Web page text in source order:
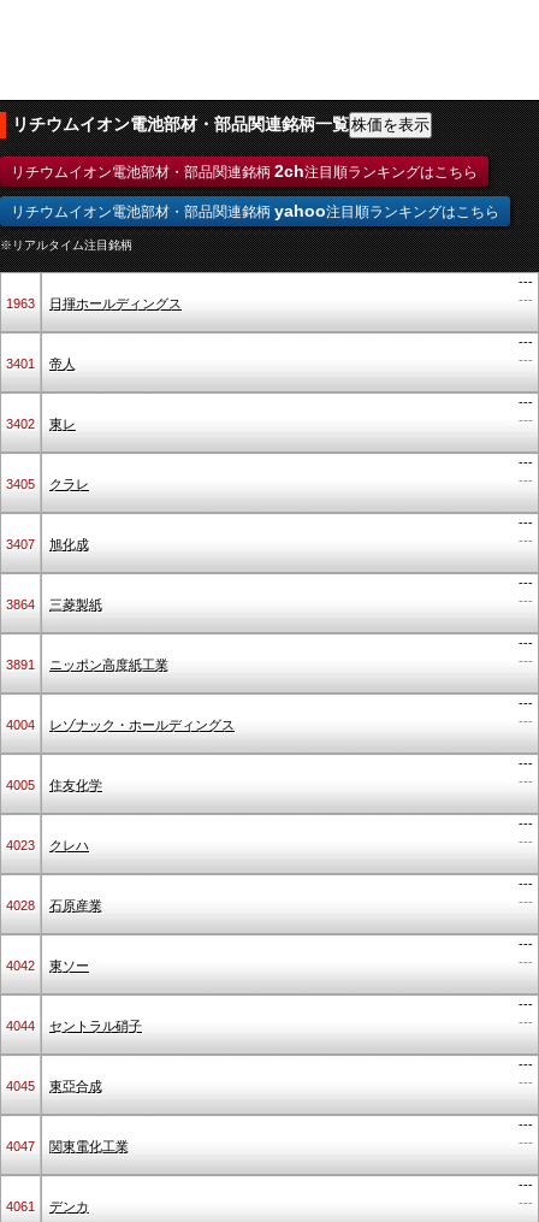
リチウムイオン電池部材・部品関連銘柄一覧
リチウムイオン電池部材・部品関連銘柄 2ch注目順ランキングはこちら
リチウムイオン電池部材・部品関連銘柄 yahoo注目順ランキングはこちら
※リアルタイム注目銘柄
1963 日揮ホールディングス
---
---
3401 帝人
---
---
3402 東レ
---
---
3405 クラレ
---
---
3407 旭化成
---
---
3864 三菱製紙
---
---
3891 ニッポン高度紙工業
---
---
4004 レゾナック・ホールディングス
---
---
4005 住友化学
---
---
4023 クレハ
---
---
4028 石原産業
---
---
4042 東ソー
---
---
4044 セントラル硝子
---
---
4045 東亞合成
---
---
4047 関東電化工業
---
---
4061 デンカ
---
---